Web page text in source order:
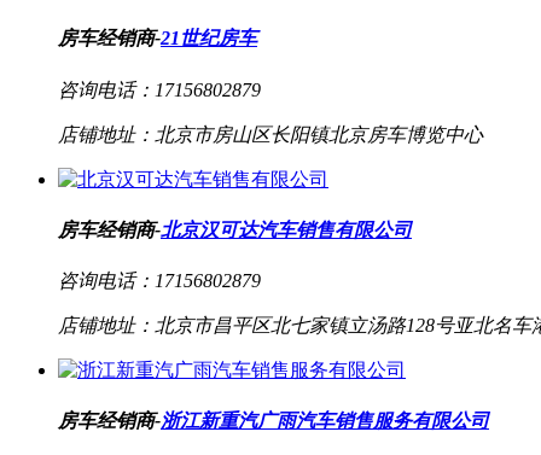
房车经销商-21世纪房车
咨询电话： 17156802879
店铺地址： 北京市房山区长阳镇北京房车博览中心
房车经销商-北京汉可达汽车销售有限公司
咨询电话： 17156802879
店铺地址： 北京市昌平区北七家镇立汤路128号亚北名车
房车经销商-浙江新重汽广雨汽车销售服务有限公司